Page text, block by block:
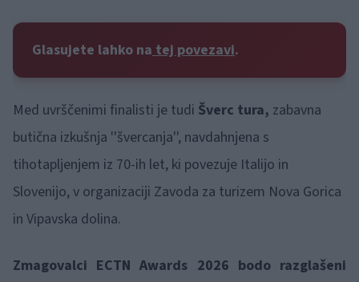
Glasujete lahko natej povezavi.
Med uvrščenimi finalisti je tudi Šverc tura, zabavna
butična izkušnja ''švercanja'', navdahnjena s
tihotapljenjem iz 70-ih let, ki povezuje Italijo in
Slovenijo, v organizaciji Zavoda za turizem Nova Gorica
in Vipavska dolina.
Zmagovalci ECTN Awards 2026 bodo razglašeni